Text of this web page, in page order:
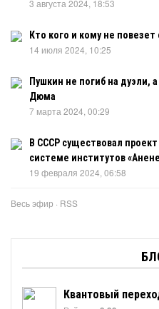
3 августа 2024, 18:53
Кто кого и кому не
14 июля 2024, 10:25
Пушкин не погиб на дуэли,
Дюма
7 марта 2024, 00:29
В СССР существовал
системе институтов
19 февраля 2024, 06:58
Весь эфир · RSS
Квантовый